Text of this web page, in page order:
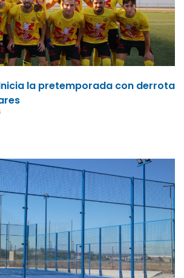
inicia la pretemporada con derrota